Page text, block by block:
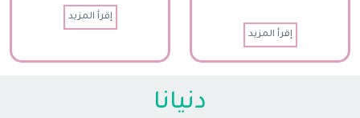
إقرأ المزيد
إقرأ المزيد
دنيانا